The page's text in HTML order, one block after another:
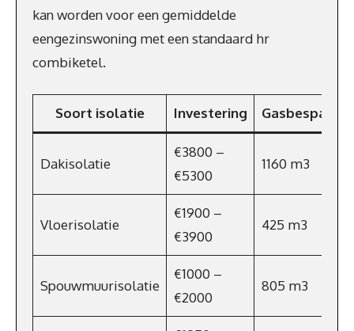
kan worden voor een gemiddelde
eengezinswoning met een standaard hr
combiketel.
Soort isolatie Investering Gasbesparing
Dakisolatie
€3800 –
€5300
1160 m3
Vloerisolatie
€1900 –
€3900
425 m3
Spouwmuurisolatie
€1000 –
€2000
805 m3